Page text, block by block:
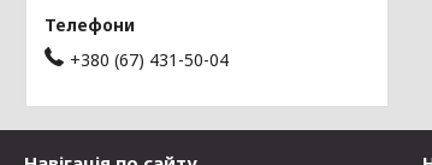
+380 (67) 431-50-04